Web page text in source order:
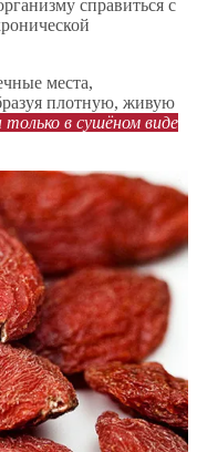
справиться с
места,
плотную, живую
в сушёном виде